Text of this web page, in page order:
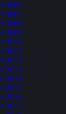
2006
2007
2008
2009
2010
2011
2012
2013
2014
2015
2016
2017